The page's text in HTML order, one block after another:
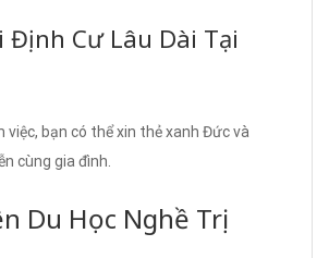
Định Cư Lâu Dài Tại
việc, bạn có thể xin thẻ xanh Đức và
cùng gia đình.
Du Học Nghề Trị